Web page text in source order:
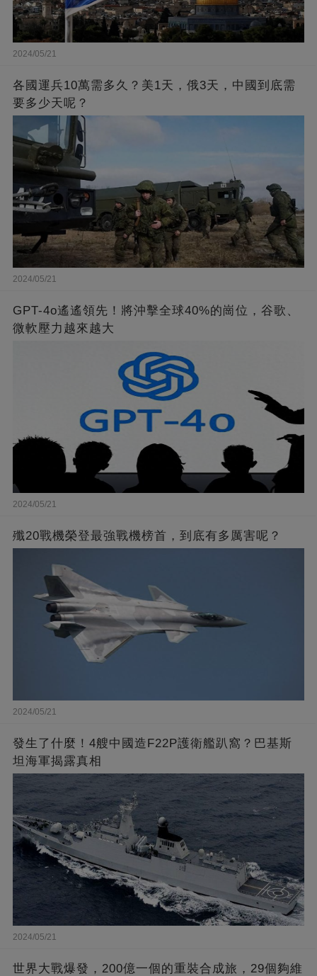
2024/05/21
各國運兵10萬需多久？美1天，俄3天，中國到底需
要多少天呢？
2024/05/21
GPT-4o遙遙領先！將沖擊全球40%的崗位，谷歌、
微軟壓力越來越大
2024/05/21
殲20戰機榮登最強戰機榜首，到底有多厲害呢？
2024/05/21
發生了什麼！4艘中國造F22P護衛艦趴窩？巴基斯
坦海軍揭露真相
2024/05/21
世界大戰爆發，200億一個的重裝合成旅，29個夠維